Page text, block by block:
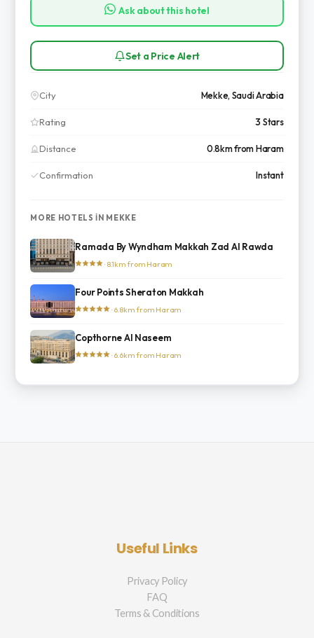
Ask about this hotel
Set a Price Alert
City Mekke, Saudi Arabia
Rating 3 Stars
Distance 0.8km from Haram
Confirmation Instant
MORE HOTELS IN MEKKE
Ramada By Wyndham Makkah Zad Al Rawda
· 8.1km from Haram
Four Points Sheraton Makkah
· 6.8km from Haram
Copthorne Al Naseem
· 6.6km from Haram
Useful Links
Privacy Policy
FAQ
Terms & Conditions